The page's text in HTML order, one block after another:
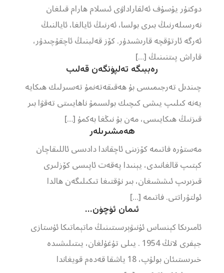
دوكتۇر يۈسۈف ئەلقاراداۋى ئىسلام ھارام قىلغان
نەرسىلەرنىڭ بىرى بولسا، ئەرنىڭ ئايالغا، ئايالنىڭ
ئەرگە ئارتۇقچە قارىشىدۇر. كۆز قەلبنىڭ ئاچقۇچىدۇر،
قاراش پىتنىنىڭ […]
رەببىگە تەلپۈنگەن قەلىب
چىندىل تەرجىمىسى بۇ ھەقىقەتەنمۇ تەسىرلىك ھىكايە
يەنە كىلىپ يىشى كىچىك بولسىمۇ ناھايىىتى تەقۋا بىر
قىزنىڭ ھىكايىسى، مەن بۇ نىڭغا بەكمۇ […]
ھەمشىرىلەر
مەستۈرە فاتىمە كۆزىنى ئاچقاندا دادىسى ئاللىقاچان
كېتىپ قالغانىدى، يېنىدا پەقەت ئاپىسى كۆزلىرى
قىزىرىپ ئىششىغان، بىر نۇقتىغا تىكىلىگەن ھالدا
ئولتۇراتتى. فاتىمە […]
ئىمان ئۈچۈن...
ئامىرىكا كېنساس ئۈنىۋېرسىتىنىڭ ماتېماتىكا ئۇستازى
جېفرى لانڭ 1954 . يىلى تۇغۇلغان، يىتىلىشىدە
خىرىستىئان بولۇپ، 18 ياشقا قەدەم قويغاندا